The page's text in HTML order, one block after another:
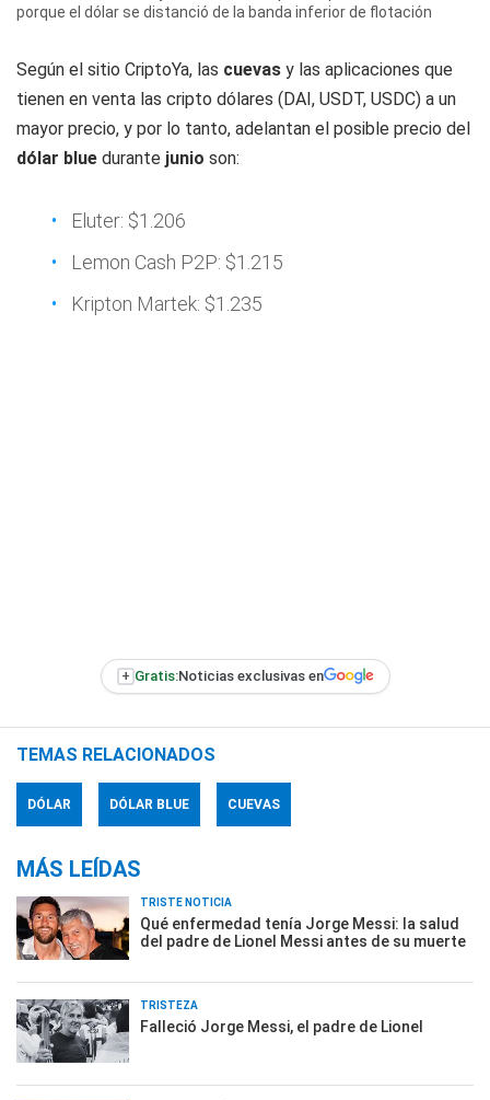
porque el dólar se distanció de la banda inferior de flotación
Según el sitio CriptoYa, las cuevas y las aplicaciones que
tienen en venta las cripto dólares (DAI, USDT, USDC) a un
mayor precio, y por lo tanto, adelantan el posible precio del
dólar blue durante junio son:
Eluter: $1.206
Lemon Cash P2P: $1.215
Kripton Martek: $1.235
+ Gratis:Noticias exclusivas en
TEMAS RELACIONADOS
DÓLAR DÓLAR BLUE CUEVAS
MÁS LEÍDAS
TRISTE NOTICIA
Qué enfermedad tenía Jorge Messi: la salud
del padre de Lionel Messi antes de su muerte
TRISTEZA
Falleció Jorge Messi, el padre de Lionel